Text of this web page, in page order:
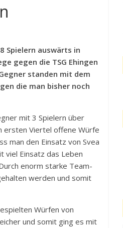
Spielern auswärts in
gegen die TSG Ehingen
standen mit dem
die man bisher noch
mit 3 Spielern über
ersten Viertel offene Würfe
man den Einsatz von Svea
viel Einsatz das Leben
enorm starke Team-
werden und somit
Würfen von
und somit ging es mit